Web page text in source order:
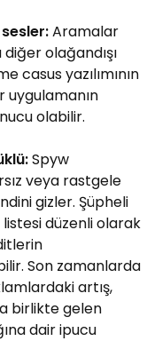
Aramalar
diğer olağandışı
casus yazılımının
uygulamanın
olabilir.
Spyw
veya rastgele
gizler. Şüpheli
düzenli olarak
Son zamanlarda
artış,
birlikte gelen
dair ipucu